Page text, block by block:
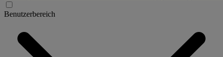
Benutzerbereich